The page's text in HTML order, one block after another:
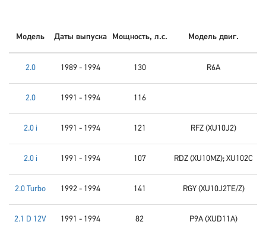
Модель Даты выпуска Мощность, л.с. Модель двиг.
2.0 1989 - 1994 130 R6A
2.0 1991 - 1994 116
2.0 i 1991 - 1994 121 RFZ (XU10J2)
2.0 i 1991 - 1994 107 RDZ (XU10MZ); XU102C
2.0 Turbo 1992 - 1994 141 RGY (XU10J2TE/Z)
2.1 D 12V 1991 - 1994 82 P9A (XUD11A)